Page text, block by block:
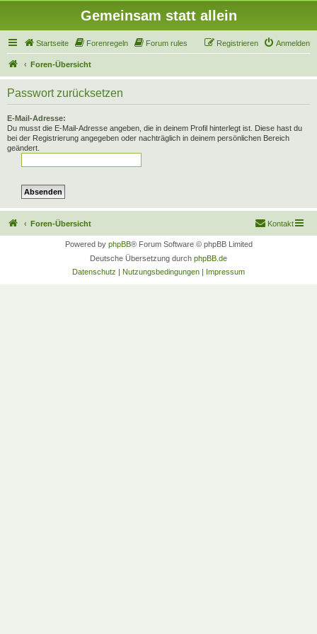
Gemeinsam statt allein
Startseite Forenregeln Forum rules Anmelden
Registrieren
Foren-Übersicht
Passwort zurücksetzen
E-Mail-Adresse:
Du musst die E-Mail-Adresse angeben, die in deinem Profil hinterlegt ist. Diese hast du
bei der Registrierung angegeben oder nachträglich in deinem persönlichen Bereich
geändert.
Foren-Übersicht Kontakt
Powered by phpBB® Forum Software © phpBB Limited
Deutsche Übersetzung durch phpBB.de
Datenschutz | Nutzungsbedingungen | Impressum